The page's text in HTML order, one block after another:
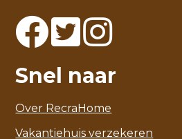
Snel naar
Over RecraHome
Vakantiehuis verzekeren